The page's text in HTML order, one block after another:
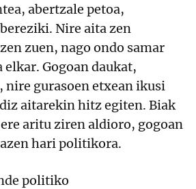
abertzale petoa,
Nire aita zen
zuen, nago ondo samar
elkar. Gogoan daukat,
nire gurasoen etxean ikusi
aitarekin hitz egiten. Biak
aritu ziren aldioro, gogoan
hari politikora.
politiko